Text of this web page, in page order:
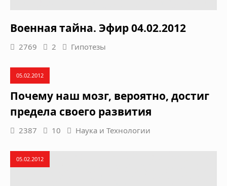
Военная тайна. Эфир 04.02.2012
2769 2 Гипотезы
05.02.2012
Почему наш мозг, вероятно, достиг
предела своего развития
2387 10 Наука и Технологии
05.02.2012